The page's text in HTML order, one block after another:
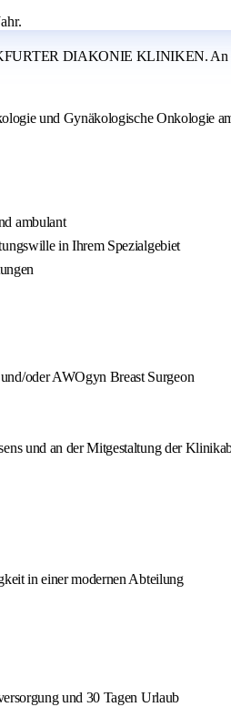
DIAKONIE KLINIKEN. An
und Gynäkologische
ambulant
in Ihrem Spezialgebiet
oder AWOgyn Breast Surgeon
und an der Mitgestaltung der
in einer modernen Abteilung
und 30 Tagen Urlaub